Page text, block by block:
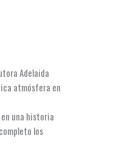
Adelaida
atmósfera en
una historia
los